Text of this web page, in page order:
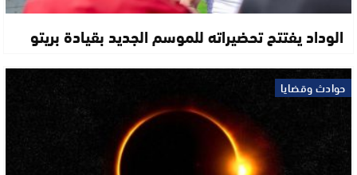
الوداد يفتتح تحضيراته للموسم الجديد بقيادة بريتو
حوادث وقضايا